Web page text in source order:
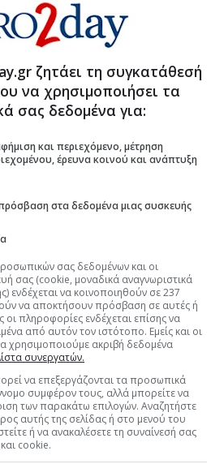
στη ΔΕΘ(07:25 07/08/2026)
ζητάει τη συγκατάθεσή
να χρησιμοποιήσει τα
σας δεδομένα για:
και περιεχόμενο, μέτρηση
έρευνα κοινού και ανάπτυξη
στα δεδομένα μιας συσκευής
σας δεδομένων και οι
σας (cookie, μοναδικά αναγνωριστικά
ενδέχεται να κοινοποιηθούν σε 237
να αποκτήσουν πρόσβαση σε αυτές ή
πληροφορίες ενδέχεται επίσης να
από αυτόν τον ιστότοπο. Εμείς και οι
χρησιμοποιούμε ακριβή δεδομένα
συνεργατών.
να επεξεργάζονται τα προσωπικά
συμφέρον τους, αλλά μπορείτε να
των παρακάτω επιλογών. Αναζητήστε
αυτής της σελίδας ή στο μενού του
ή να ανακαλέσετε τη συναίνεσή σας
cookie.